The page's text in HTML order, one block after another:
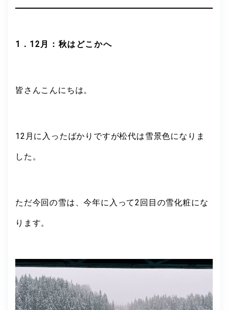
1．12月：秋はどこかへ
皆さんこんにちは。
12月に入ったばかりですが松代は雪景色になりま
した。
ただ今回の雪は、今年に入って2回目の雪化粧にな
ります。